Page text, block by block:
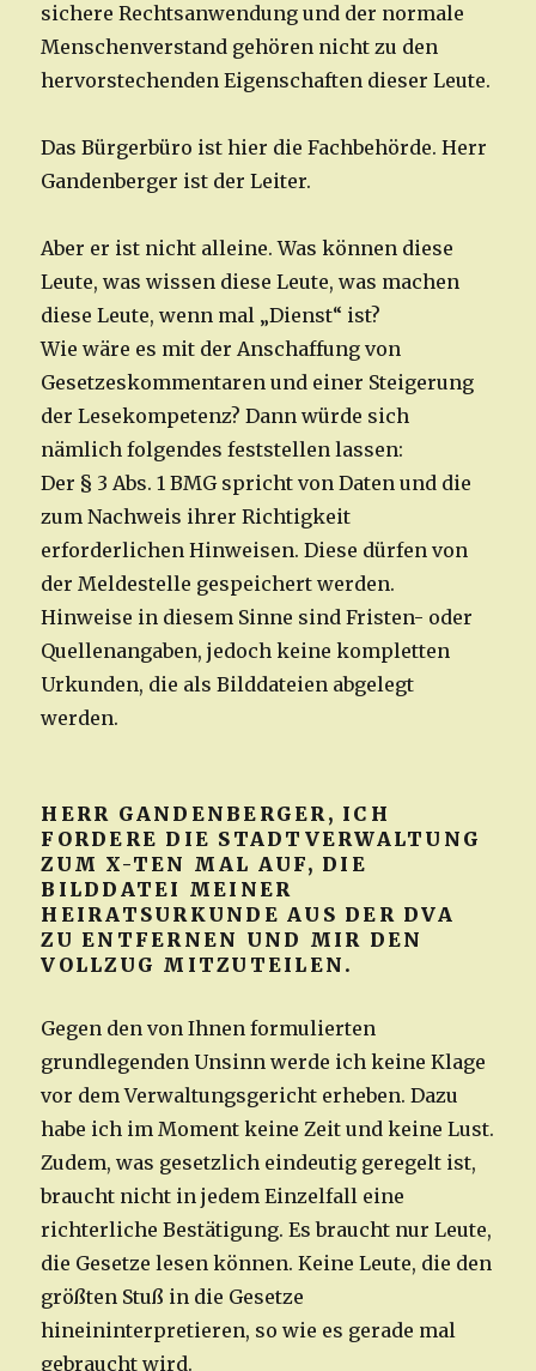
sichere Rechtsanwendung und der normale
Menschenverstand gehören nicht zu den
hervorstechenden Eigenschaften dieser Leute.
Das Bürgerbüro ist hier die Fachbehörde. Herr
Gandenberger ist der Leiter.
Aber er ist nicht alleine. Was können diese
Leute, was wissen diese Leute, was machen
diese Leute, wenn mal „Dienst“ ist?
Wie wäre es mit der Anschaffung von
Gesetzeskommentaren und einer Steigerung
der Lesekompetenz? Dann würde sich
nämlich folgendes feststellen lassen:
Der § 3 Abs. 1 BMG spricht von Daten und die
zum Nachweis ihrer Richtigkeit
erforderlichen Hinweisen. Diese dürfen von
der Meldestelle gespeichert werden.
Hinweise in diesem Sinne sind Fristen- oder
Quellenangaben, jedoch keine kompletten
Urkunden, die als Bilddateien abgelegt
werden.
HERR GANDENBERGER, ICH
FORDERE DIE STADTVERWALTUNG
ZUM X-TEN MAL AUF, DIE
BILDDATEI MEINER
HEIRATSURKUNDE AUS DER DVA
ZU ENTFERNEN UND MIR DEN
VOLLZUG MITZUTEILEN.
Gegen den von Ihnen formulierten
grundlegenden Unsinn werde ich keine Klage
vor dem Verwaltungsgericht erheben. Dazu
habe ich im Moment keine Zeit und keine Lust.
Zudem, was gesetzlich eindeutig geregelt ist,
braucht nicht in jedem Einzelfall eine
richterliche Bestätigung. Es braucht nur Leute,
die Gesetze lesen können. Keine Leute, die den
größten Stuß in die Gesetze
hineininterpretieren, so wie es gerade mal
gebraucht wird.